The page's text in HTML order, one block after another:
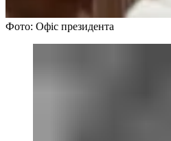
Фото: Офіс президента